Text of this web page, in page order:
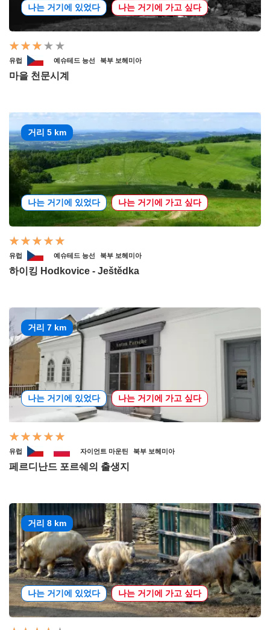
나는 거기에 있었다 나는 거기에 가고 싶다
유럽 예슈테드 능선 북부 보헤미아
마을 천문시계
거리 5 km
나는 거기에 있었다 나는 거기에 가고 싶다
유럽 예슈테드 능선 북부 보헤미아
하이킹 Hodkovice - Ještědka
거리 7 km
나는 거기에 있었다 나는 거기에 가고 싶다
유럽 자이언트 마운틴 북부 보헤미아
페르디난드 포르쉐의 출생지
거리 8 km
나는 거기에 있었다 나는 거기에 가고 싶다